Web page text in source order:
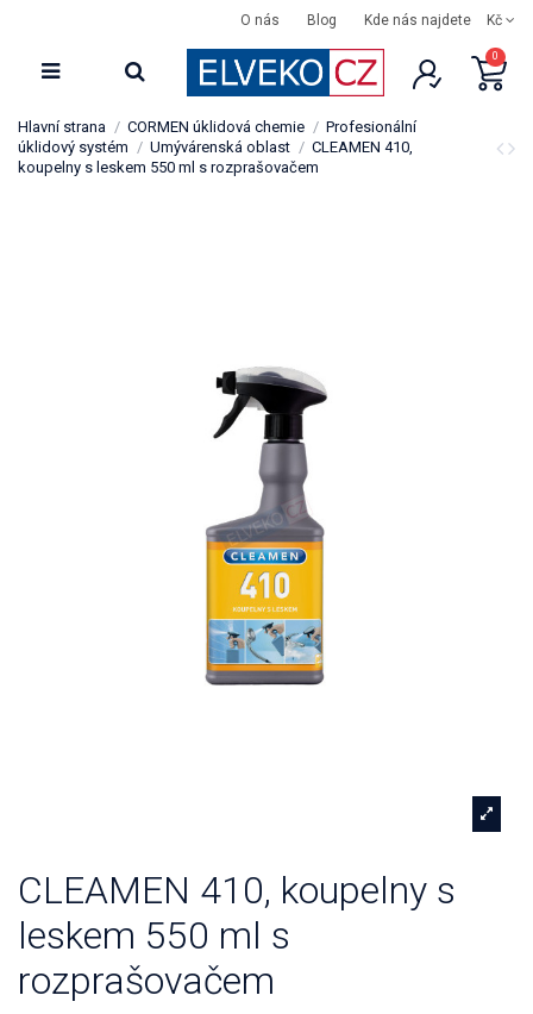
O nás Blog Kde nás najdete Kč
0
Hlavní strana CORMEN úklidová chemie
Profesionální
úklidový systém
Umývárenská oblast
CLEAMEN 410,
koupelny s leskem 550 ml s rozprašovačem
CLEAMEN 410, koupelny s
leskem 550 ml s
rozprašovačem